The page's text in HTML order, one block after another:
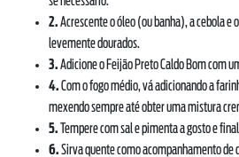
2.Acrescente o óleo (ou banha), a cebola e
levemente dourados.
3.Adicione o Feijão Preto Caldo Bom com
4.Com o fogo médio, vá adicionando a
mexendo sempre até obter uma mistura
5.Tempere com sal e pimenta a gosto e
6.Sirva quente como acompanhamento de